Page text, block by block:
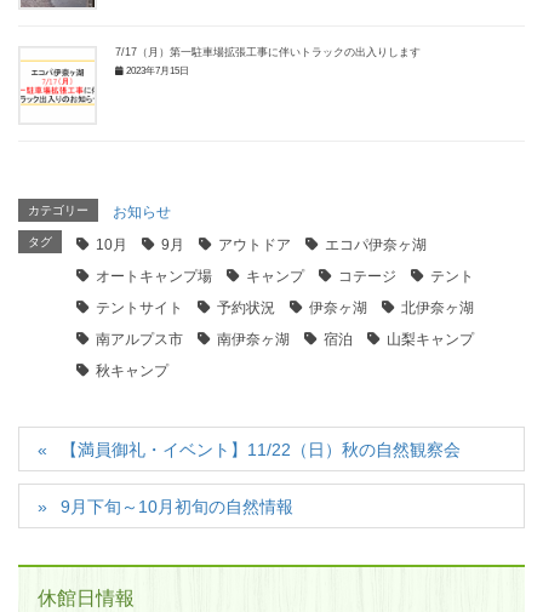
7/17（月）第一駐車場拡張工事に伴いトラックの出入りします
2023年7月15日
カテゴリー お知らせ
タグ 10月 9月 アウトドア
エコパ伊奈ヶ湖
オートキャンプ場
キャンプ コテージ
テント
テントサイト
予約状況 伊奈ヶ湖
北伊奈ヶ湖
南アルプス市
南伊奈ヶ湖 宿泊
山梨キャンプ
秋キャンプ
【満員御礼・イベント】11/22（日）秋の自然観察会
9月下旬～10月初旬の自然情報
休館日情報